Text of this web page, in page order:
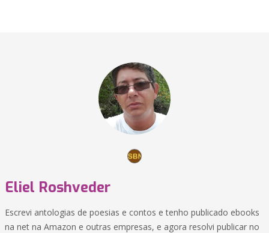
Eliel Roshveder
Escrevi antologias de poesias e contos e tenho publicado ebooks
na net na Amazon e outras empresas, e agora resolvi publicar no